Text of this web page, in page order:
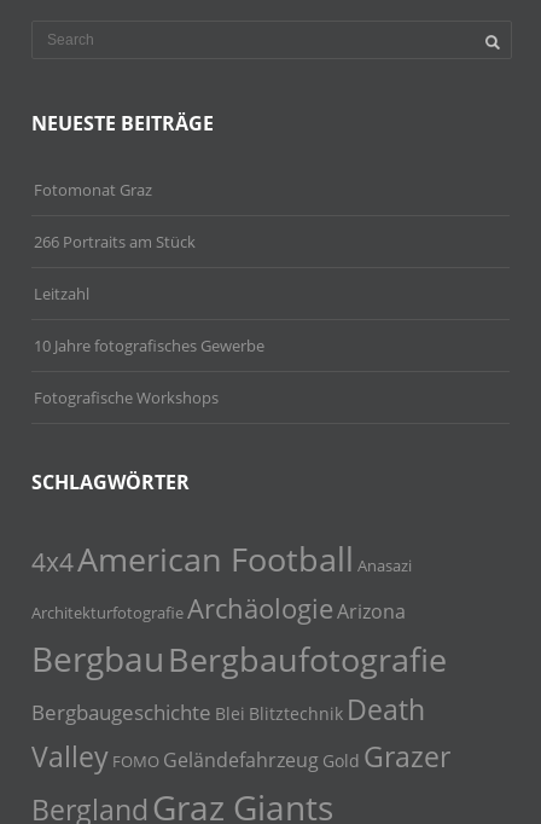
NEUESTE BEITRÄGE
Fotomonat Graz
266 Portraits am Stück
Leitzahl
10 Jahre fotografisches Gewerbe
Fotografische Workshops
SCHLAGWÖRTER
4x4American Football Anasazi
ArchitekturfotografieArchäologieArizona
BergbauBergbaufotografie
Bergbaugeschichte Blei Blitztechnik Death
Valley FOMO Geländefahrzeug Gold Grazer
Bergland Graz Giants